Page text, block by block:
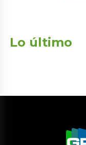
Lo último